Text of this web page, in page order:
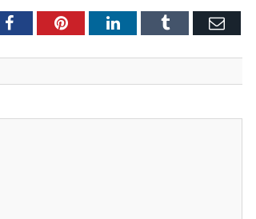
FacebookPinterestLinkedInTumblr Email